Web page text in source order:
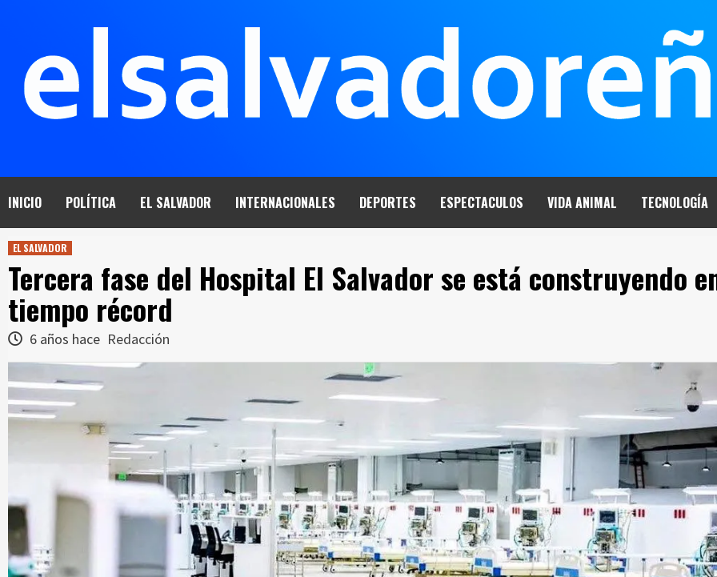
INICIO POLÍTICA EL SALVADOR INTERNACIONALES DEPORTES ESPECTACULOS VIDA ANIMAL TECNOLOGÍA
EL SALVADOR
Tercera fase del Hospital El Salvador se está construyendo
tiempo récord
6 años hace Redacción